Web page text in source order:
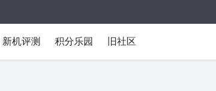
新机评测 积分乐园 旧社区